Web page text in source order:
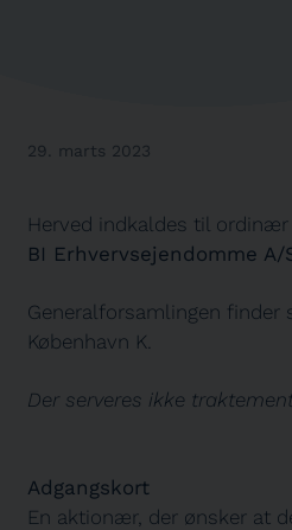
29. marts 2023
Herved indkaldes til
BI Erhvervsejendomme A/
Generalforsamlingen finder
København K.
Der serveres ikke
Adgangskort
En aktionær, der ønsker at